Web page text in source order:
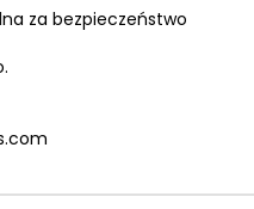
za bezpieczeństwo